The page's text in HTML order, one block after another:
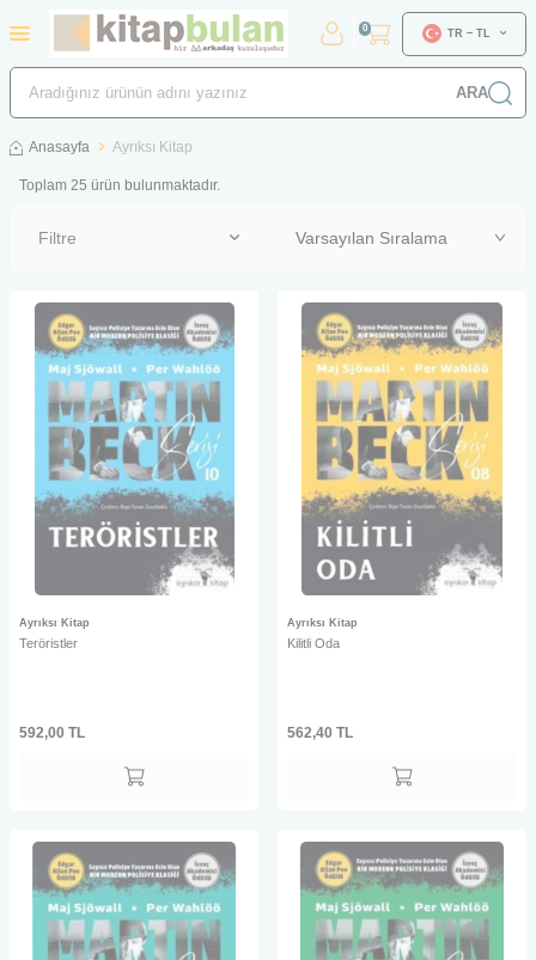
ARA
0 TR − TL
Anasayfa Ayrıksı Kitap
Toplam 25 ürün bulunmaktadır.
Filtre
Ayrıksı Kitap
Teröristler
592,00 TL
Ayrıksı Kitap
Kilitli Oda
562,40 TL